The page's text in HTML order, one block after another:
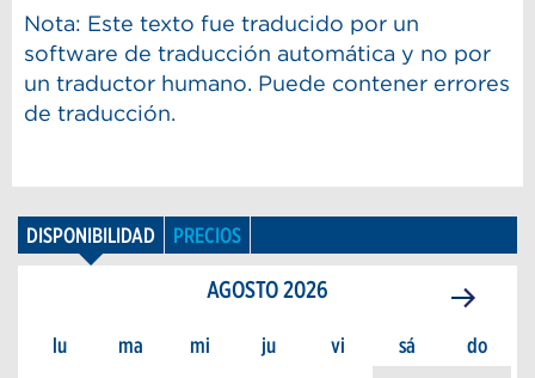
Nota: Este texto fue traducido por un
software de traducción automática y no por
un traductor humano. Puede contener errores
de traducción.
DISPONIBILIDAD PRECIOS
AGOSTO2026
lu ma mi ju vi sá do